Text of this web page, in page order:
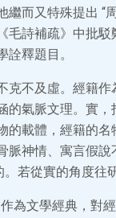
而又特殊提出 “
詩補疏》中批駁
釋題目。
不及虛。經籍作
的氣脈文理。實
載體，經籍的名
脈神情、寓言假
若從實的角度往
為文學經典，對